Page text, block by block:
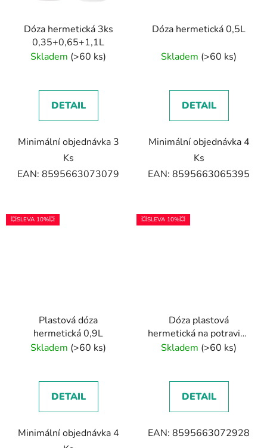
Dóza hermetická 3ks
0,35+0,65+1,1L
Skladem (>60 ks)
DETAIL
Minimální objednávka 3
Ks
EAN: 8595663073079
Dóza hermetická 0,5L
Skladem (>60 ks)
DETAIL
Minimální objednávka 4
Ks
EAN: 8595663065395
💥SLEVA 10%💥
Plastová dóza
hermetická 0,9L
Skladem (>60 ks)
DETAIL
Minimální objednávka 4
💥SLEVA 10%💥
Dóza plastová
hermetická na potraviny
3ks (0,4+0,8+1,4l))
Skladem (>60 ks)
DETAIL
EAN: 8595663072928